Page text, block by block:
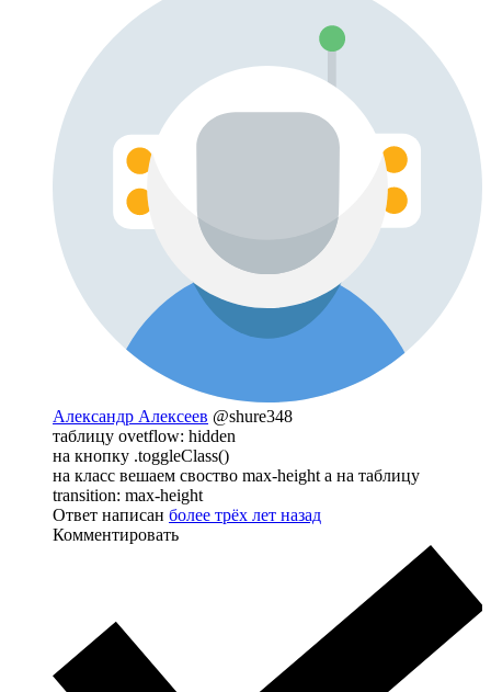
Александр Алексеев @shure348
таблицу ovetflow: hidden
на кнопку .toggleClass()
на класс вешаем своство max-height а на таблицу
transition: max-height
Ответ написан более трёх лет назад
Комментировать